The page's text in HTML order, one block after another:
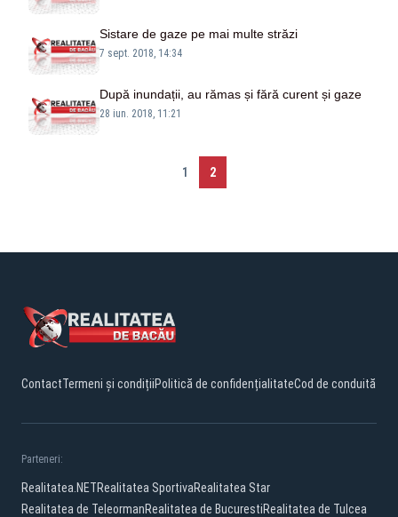
Sistare de gaze pe mai multe străzi
7 sept. 2018, 14:34
După inundații, au rămas și fără curent și gaze
28 iun. 2018, 11:21
1 2
ContactTermeni și condițiiPolitică de confidențialitateCod de conduită
Parteneri:
Realitatea.NETRealitatea SportivaRealitatea Star
Realitatea de TeleormanRealitatea de BucurestiRealitatea de Tulcea